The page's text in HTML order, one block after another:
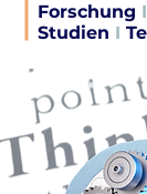
Forschung I
Studien I